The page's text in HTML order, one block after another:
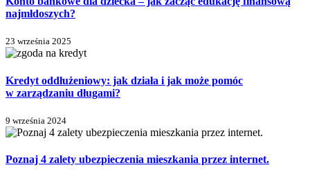
najmłdoszych?
23 września 2025
Kredyt oddłużeniowy: jak działa i jak może pomóc
w zarządzaniu długami?
9 września 2024
Poznaj 4 zalety ubezpieczenia mieszkania przez internet.